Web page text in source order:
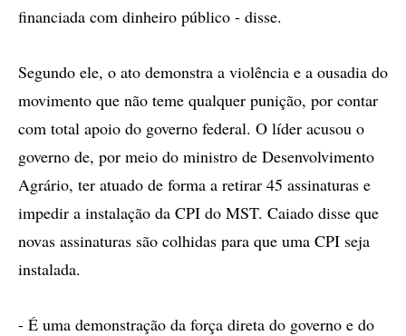
financiada com dinheiro público - disse.
Segundo ele, o ato demonstra a violência e a ousadia do
movimento que não teme qualquer punição, por contar
com total apoio do governo federal. O líder acusou o
governo de, por meio do ministro de Desenvolvimento
Agrário, ter atuado de forma a retirar 45 assinaturas e
impedir a instalação da CPI do MST. Caiado disse que
novas assinaturas são colhidas para que uma CPI seja
instalada.
- É uma demonstração da força direta do governo e do